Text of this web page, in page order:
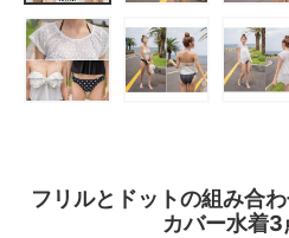
フリルとドットの組み合
カバー水着3